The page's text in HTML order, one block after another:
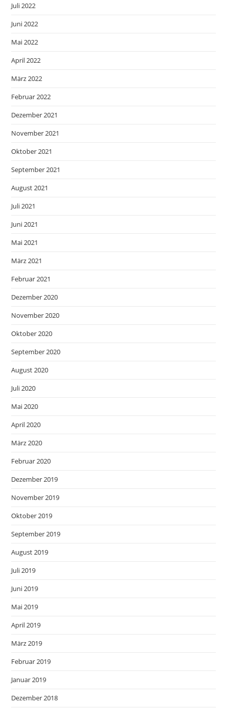
Juli 2022
Juni 2022
Mai 2022
April 2022
März 2022
Februar 2022
Dezember 2021
November 2021
Oktober 2021
September 2021
August 2021
Juli 2021
Juni 2021
Mai 2021
März 2021
Februar 2021
Dezember 2020
November 2020
Oktober 2020
September 2020
August 2020
Juli 2020
Mai 2020
April 2020
März 2020
Februar 2020
Dezember 2019
November 2019
Oktober 2019
September 2019
August 2019
Juli 2019
Juni 2019
Mai 2019
April 2019
März 2019
Februar 2019
Januar 2019
Dezember 2018